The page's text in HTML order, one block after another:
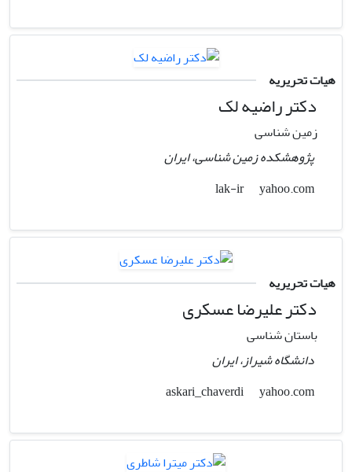
هیات تحریریه
دکتر راضیه لک
زمین شناسی
پژوهشکده زمین شناسی، ایران
yahoo.com
هیات تحریریه
دکتر علیرضا عسکری
باستان شناسی
دانشگاه شیراز، ایران
yahoo.com